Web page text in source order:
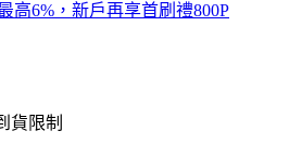
高6%，新戶再享首刷禮800P
貨限制